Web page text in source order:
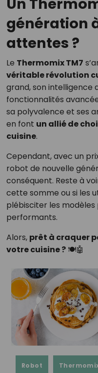
Un
génération
attentes ?
Le Thermomix TM7
véritable révolution
grand, son intelligence
fonctionnalités
sa polyvalence et ses
en font un allié de
cuisine.
Cependant, avec un
robot de nouvelle
conséquent. Reste à
cette somme ou si les
plébisciter les
performants.
Alors, prêt à craquer
votre cuisine ?🍽️🤖
Robot